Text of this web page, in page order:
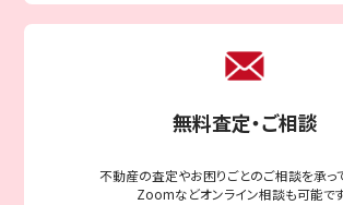
無料査定・ご相談
不動産の査定やお困りごとのご相談を承っ
Zoomなどオンライン相談も可能です